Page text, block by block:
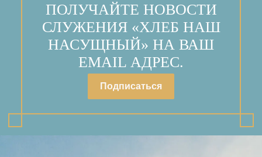
ПОЛУЧАЙТЕ НОВОСТИ
СЛУЖЕНИЯ «ХЛЕБ НАШ
НАСУЩНЫЙ» НА ВАШ
EMAIL АДРЕС.
Подписаться